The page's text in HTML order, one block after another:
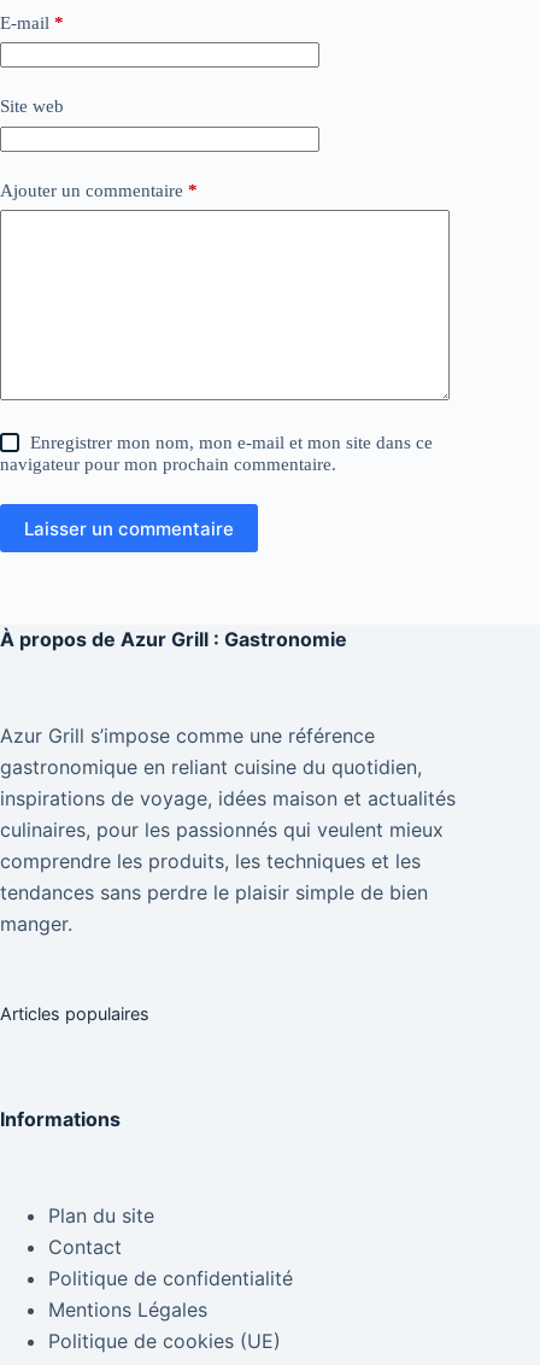
E-mail *
Site web
Ajouter un commentaire *
Enregistrer mon nom, mon e-mail et mon site dans ce
navigateur pour mon prochain commentaire.
Laisser un commentaire
À propos de Azur Grill : Gastronomie
Azur Grill s’impose comme une référence
gastronomique en reliant cuisine du quotidien,
inspirations de voyage, idées maison et actualités
culinaires, pour les passionnés qui veulent mieux
comprendre les produits, les techniques et les
tendances sans perdre le plaisir simple de bien
manger.
Articles populaires
Informations
Plan du site
Contact
Politique de confidentialité
Mentions Légales
Politique de cookies (UE)